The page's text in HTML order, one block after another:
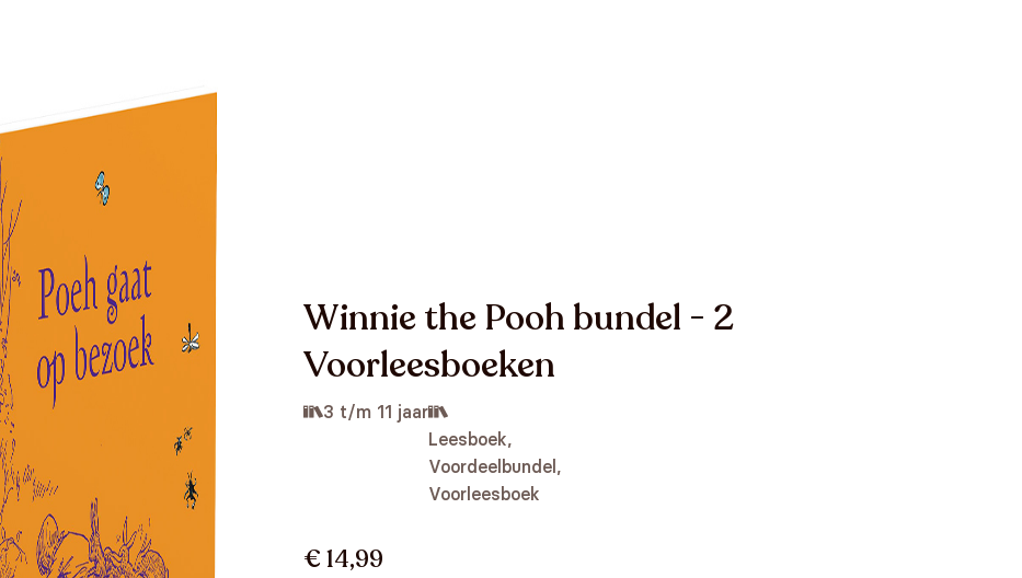
Winnie the Pooh bundel - 2
Voorleesboeken
3 t/m 11 jaar
Leesboek,
Voordeelbundel,
Voorleesboek
€ 14,99